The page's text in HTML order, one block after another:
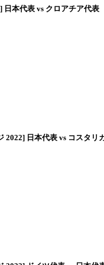
日本代表 vs クロアチア代表
2022] 日本代表 vs コスタリ